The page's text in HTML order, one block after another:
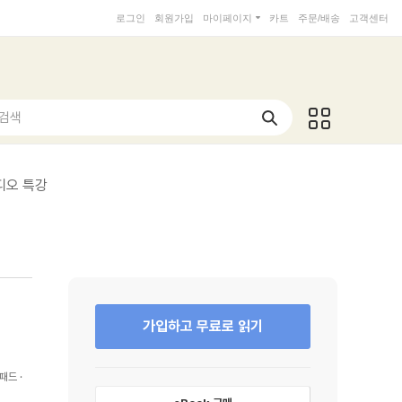
로그인 회원가입 마이페이지 카트 주문/배송 고객센터
색
오 특강
드
가입하고 무료로 읽기